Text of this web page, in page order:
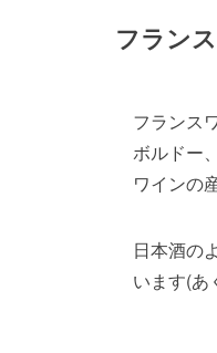
フラン
フランス
ボルドー
ワインの
日本酒の
います(あ